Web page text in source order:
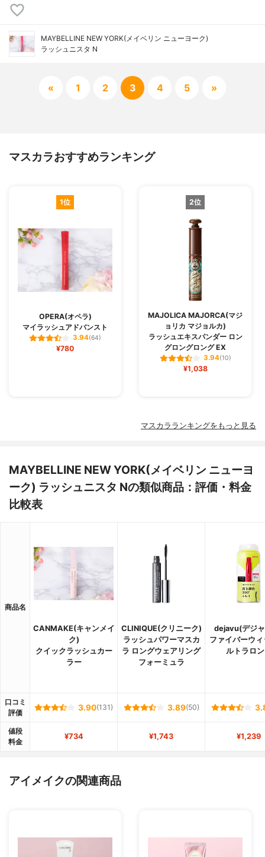
MAYBELLINE NEW YORK(メイベリン ニューヨーク)
ラッシュニスタ N
« 1 2 3 4 5 »
マスカラおすすめランキング
1位
OPERA(オペラ)
マイラッシュアドバンスト
3.94(64)
¥780
2位
MAJOLICA MAJORCA(マジ
ョリカ マジョルカ)
ラッシュエキスパンダー ロン
グロングロング EX
3.94(10)
¥1,038
マスカラランキングをもっと見る
MAYBELLINE NEW YORK(メイベリン ニューヨ
ーク) ラッシュニスタ Nの類似商品：評価・料金
比較表
商品名
CANMAKE(キャンメイ
ク)
クイックラッシュカー
ラー
CLINIQUE(クリニーク)
ラッシュパワーマスカ
ラ ロングウェアリング
フォーミュラ
dejavu(デジ
ファイバーウィ
ルトラロ
口コミ
評価
3.90(131) 3.89(50)
値段
料金
¥734 ¥1,743 ¥1,239
アイメイクの関連商品